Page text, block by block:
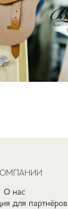
О нас
для партнёров